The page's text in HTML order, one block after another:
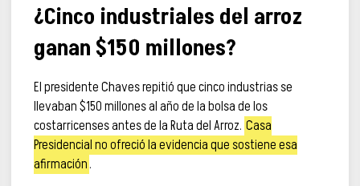
¿Cinco industriales del arroz
ganan $150 millones?
El presidente Chaves repitió que cinco industrias se
llevaban $150 millones al año de la bolsa de los
costarricenses antes de la Ruta del Arroz. Casa
Presidencial no ofreció la evidencia que sostiene esa
afirmación.